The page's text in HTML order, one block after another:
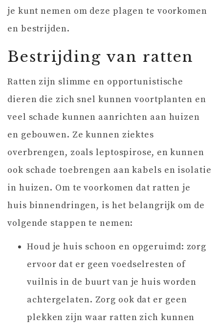
je kunt nemen om deze plagen te voorkomen
en bestrijden.
Bestrijding van ratten
Ratten zijn slimme en opportunistische
dieren die zich snel kunnen voortplanten en
veel schade kunnen aanrichten aan huizen
en gebouwen. Ze kunnen ziektes
overbrengen, zoals leptospirose, en kunnen
ook schade toebrengen aan kabels en isolatie
in huizen. Om te voorkomen dat ratten je
huis binnendringen, is het belangrijk om de
volgende stappen te nemen:
Houd je huis schoon en opgeruimd: zorg
ervoor dat er geen voedselresten of
vuilnis in de buurt van je huis worden
achtergelaten. Zorg ook dat er geen
plekken zijn waar ratten zich kunnen